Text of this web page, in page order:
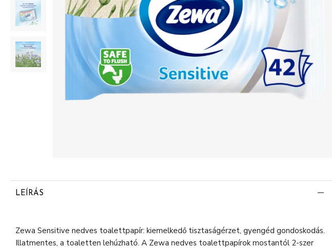
LEÍRÁS
Zewa Sensitive nedves toalettpapír: kiemelkedő tisztaságérzet, gyengéd gondoskodás.
Illatmentes, a toaletten lehúzható. A Zewa nedves toalettpapírok mostantól 2-szer